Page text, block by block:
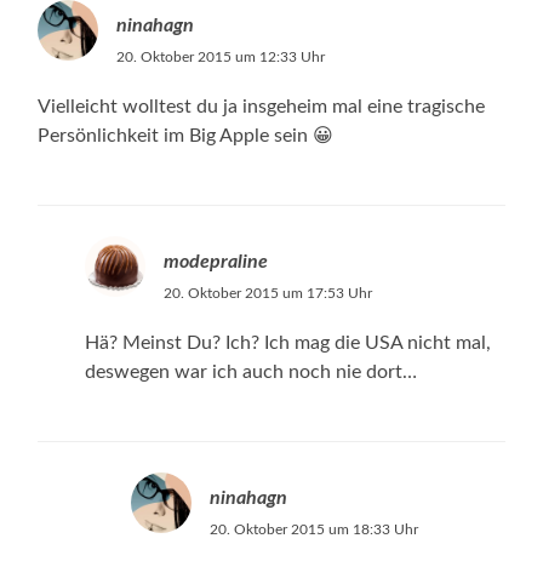
ninahagn
20. Oktober 2015 um 12:33 Uhr
Vielleicht wolltest du ja insgeheim mal eine tragische
Persönlichkeit im Big Apple sein 😀
modepraline
20. Oktober 2015 um 17:53 Uhr
Hä? Meinst Du? Ich? Ich mag die USA nicht mal,
deswegen war ich auch noch nie dort…
ninahagn
20. Oktober 2015 um 18:33 Uhr